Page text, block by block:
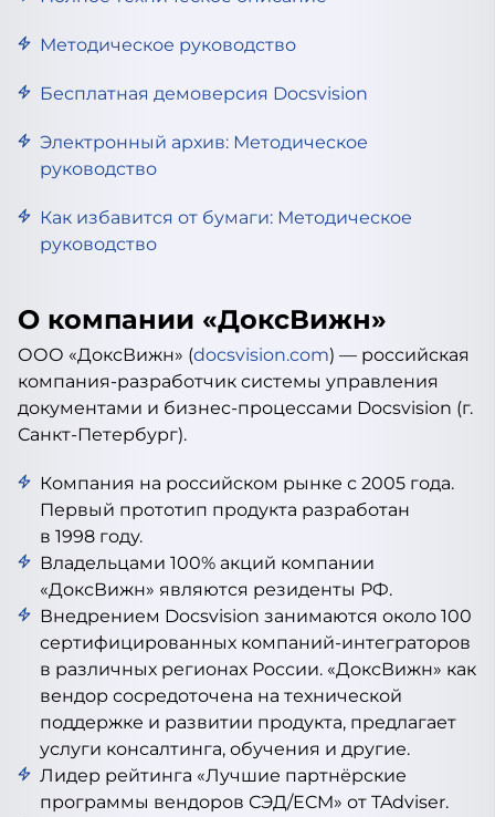
Методическое руководство
Бесплатная демоверсия Docsvision
Электронный архив: Методическое
руководство
Как избавится от бумаги: Методическое
руководство
О компании «ДоксВижн»
ООО «ДоксВижн» (docsvision.com) — российская
компания-разработчик системы управления
документами и бизнес-процессами Docsvision (г.
Санкт-Петербург).
Компания на российском рынке с 2005 года.
Первый прототип продукта разработан
в 1998 году.
Владельцами 100% акций компании
«ДоксВижн» являются резиденты РФ.
Внедрением Docsvision занимаются около 100
сертифицированных компаний-интеграторов
в различных регионах России. «ДоксВижн» как
вендор сосредоточена на технической
поддержке и развитии продукта, предлагает
услуги консалтинга, обучения и другие.
Лидер рейтинга «Лучшие партнёрские
программы вендоров СЭД/ECM» от TAdviser.